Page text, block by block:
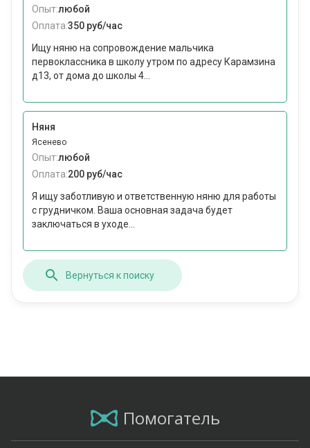
Опыт:любой
Оплата:350 руб/час
Ищу няню на сопровождение мальчика
первоклассника в школу утром по адресу Карамзина
д13, от дома до школы 4...
Няня
Ясенево
Опыт:любой
Оплата:200 руб/час
Я ищу заботливую и ответственную няню для работы
с грудничком. Ваша основная задача будет
заключаться в уходе...
Вернуться к поиску
Помогатель